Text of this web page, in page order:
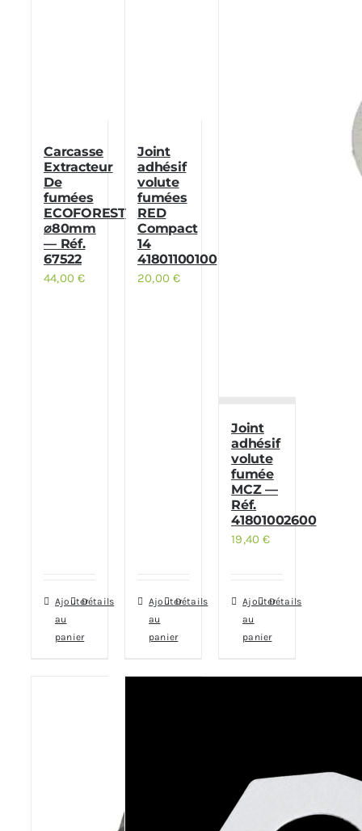
Carcasse
Extracteur
De
fumées
ECOFOREST
⌀80mm
— Réf.
67522
44,00€
Ajouter
au
panier
Détails
Joint
adhésif
volute
fumées
RED
Compact
14
41801100100
20,00€
Ajouter
au
panier
Détails
Joint
adhésif
volute
fumée
MCZ —
Réf.
41801002600
19,40€
Ajouter
au
panier
Détails